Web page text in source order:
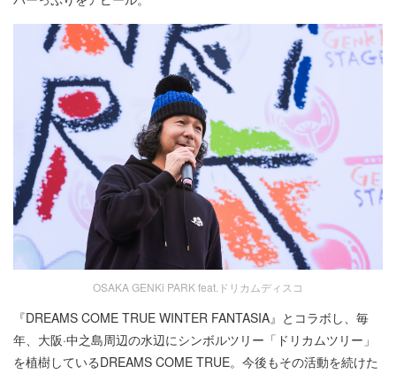
OSAKA GENKi PARK feat.ドリカムディスコ
『DREAMS COME TRUE WINTER FANTASIA』とコラボし、毎
年、大阪·中之島周辺の水辺にシンボルツリー「ドリカムツリー」
を植樹しているDREAMS COME TRUE。今後もその活動を続けた